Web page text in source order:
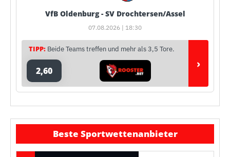
VfB Oldenburg - SV Drochtersen/Assel
07.08.2026 | 18:30
TIPP: Beide Teams treffen und mehr als 3,5 Tore.
2,60 ›
Beste Sportwettenanbieter